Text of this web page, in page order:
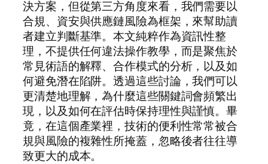
決方案，但從第三方角度來看，我們需要以
合規、資安與供應鏈風險為框架，來幫助讀
者建立判斷基準。本文純粹作為資訊性整
理，不提供任何違法操作教學，而是聚焦於
常見術語的解釋、合作模式的分析，以及如
何避免潛在陷阱。透過這些討論，我們可以
更清楚地理解，為什麼這些關鍵詞會頻繁出
現，以及如何在評估時保持理性與謹慎。畢
竟，在這個產業裡，技術的便利性常常被合
規與風險的複雜性所掩蓋，忽略後者往往導
致更大的成本。